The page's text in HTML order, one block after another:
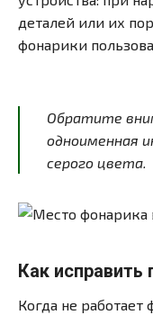
деталей или их
фонарики
Обратите
одноименная
серого цвета.
Как исправить
Когда не работает